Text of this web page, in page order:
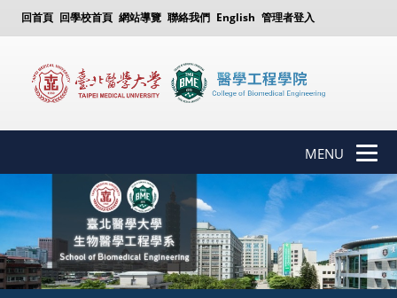
回首頁 回學校首頁 網站導覽 聯絡我們 English 管理者登入
MENU